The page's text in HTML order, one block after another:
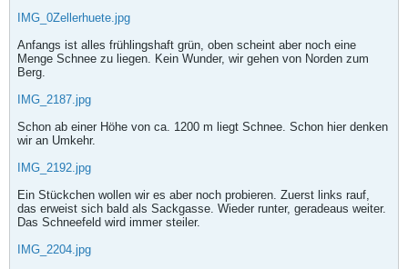
IMG_0Zellerhuete.jpg
Anfangs ist alles frühlingshaft grün, oben scheint aber noch eine
Menge Schnee zu liegen. Kein Wunder, wir gehen von Norden zum
Berg.
IMG_2187.jpg
Schon ab einer Höhe von ca. 1200 m liegt Schnee. Schon hier denken
wir an Umkehr.
IMG_2192.jpg
Ein Stückchen wollen wir es aber noch probieren. Zuerst links rauf,
das erweist sich bald als Sackgasse. Wieder runter, geradeaus weiter.
Das Schneefeld wird immer steiler.
IMG_2204.jpg